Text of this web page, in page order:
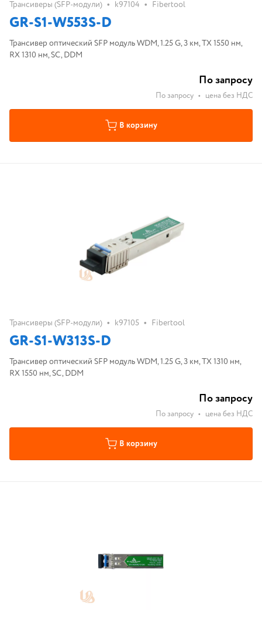
Трансиверы (SFP-модули) • k97104 • Fibertool
GR-S1-W553S-D
Трансивер оптический SFP модуль WDM, 1.25 G, 3 км, TX 1550 нм,
RX 1310 нм, SC, DDM
По запросу
По запросу • цена без НДС
В корзину
Трансиверы (SFP-модули) • k97105 • Fibertool
GR-S1-W313S-D
Трансивер оптический SFP модуль WDM, 1.25 G, 3 км, TX 1310 нм,
RX 1550 нм, SC, DDM
По запросу
По запросу • цена без НДС
В корзину